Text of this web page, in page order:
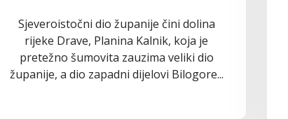
Sjeveroistočni dio županije čini dolina
rijeke Drave, Planina Kalnik, koja je
pretežno šumovita zauzima veliki dio
županije, a dio zapadni dijelovi Bilogore...